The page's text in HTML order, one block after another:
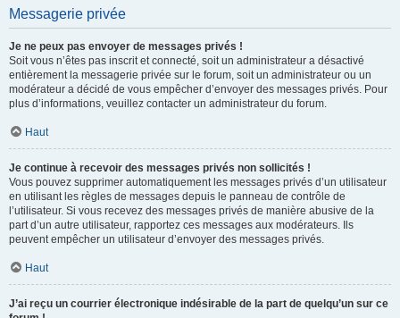
Messagerie privée
Je ne peux pas envoyer de messages privés !
Soit vous n’êtes pas inscrit et connecté, soit un administrateur a désactivé
entièrement la messagerie privée sur le forum, soit un administrateur ou un
modérateur a décidé de vous empêcher d’envoyer des messages privés. Pour
plus d’informations, veuillez contacter un administrateur du forum.
Haut
Je continue à recevoir des messages privés non sollicités !
Vous pouvez supprimer automatiquement les messages privés d’un utilisateur
en utilisant les règles de messages depuis le panneau de contrôle de
l’utilisateur. Si vous recevez des messages privés de manière abusive de la
part d’un autre utilisateur, rapportez ces messages aux modérateurs. Ils
peuvent empêcher un utilisateur d’envoyer des messages privés.
Haut
J’ai reçu un courrier électronique indésirable de la part de quelqu’un sur ce